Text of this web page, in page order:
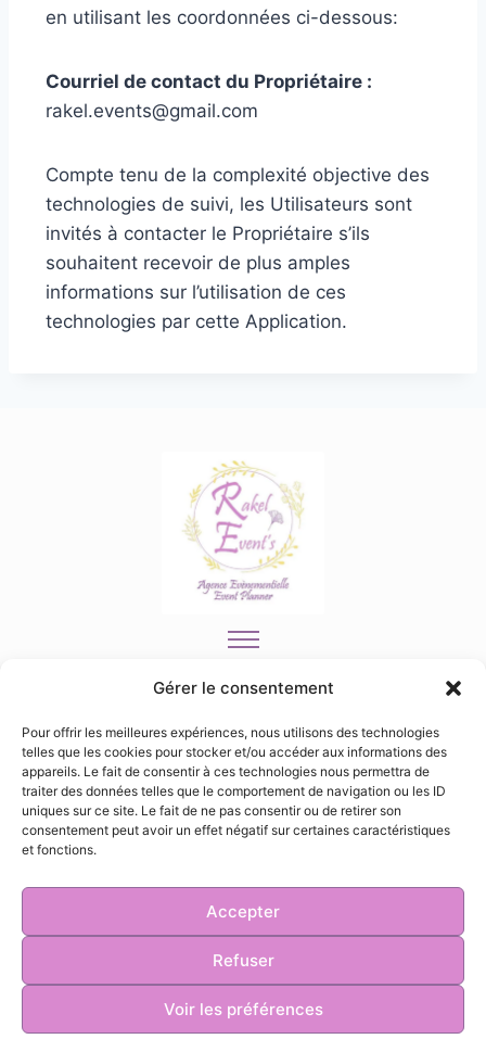
Gérer le consentement
Pour offrir les meilleures expériences, nous utilisons des technologies
telles que les cookies pour stocker et/ou accéder aux informations des
appareils. Le fait de consentir à ces technologies nous permettra de
traiter des données telles que le comportement de navigation ou les ID
uniques sur ce site. Le fait de ne pas consentir ou de retirer son
consentement peut avoir un effet négatif sur certaines caractéristiques
et fonctions.
Accepter
Refuser
Voir les préférences
en utilisant les coordonnées ci-dessous:
Courriel de contact du Propriétaire :
rakel.events@gmail.com
Compte tenu de la complexité objective des
technologies de suivi, les Utilisateurs sont
invités à contacter le Propriétaire s’ils
souhaitent recevoir de plus amples
informations sur l’utilisation de ces
technologies par cette Application.
Politique de confidentialité
Politique relative aux cookies
32 rue Victor Baloche 91320 Wissous
Laissez nous un avis google
© 2024 Copyrights – Tous Droits Réservés
LeReveDigital pourRakel Event’s